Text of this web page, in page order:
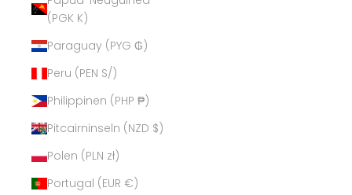
(PGK K)
Paraguay (PYG ₲)
Peru (PEN S/)
Philippinen (PHP ₱)
Pitcairninseln (NZD $)
Polen (PLN zł)
Portugal (EUR €)